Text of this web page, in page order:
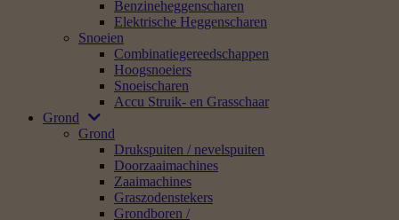
Benzineheggenscharen
Elektrische Heggenscharen
Snoeien
Combinatiegereedschappen
Hoogsnoeiers
Snoeischaren
Accu Struik- en Grasschaar
Grond
Grond
Drukspuiten / nevelspuiten
Doorzaaimachines
Zaaimachines
Graszodenstekers
Grondboren /